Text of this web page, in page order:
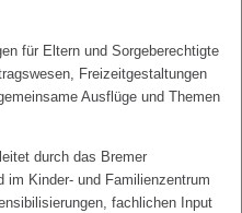
für Eltern und Sorgeberechtigte
Freizeitgestaltungen
Ausflüge und Themen
durch das Bremer
im Kinder- und Familienzentrum
fachlichen Input